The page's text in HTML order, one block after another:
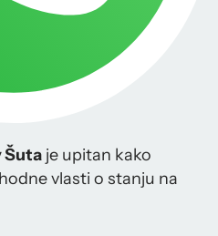
Šuta je upitan kako
vlasti o stanju na